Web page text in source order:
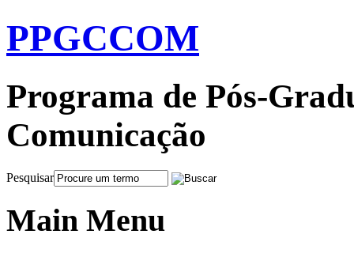
PPGCCOM
Programa de Pós-
Comunicação
Pesquisar
Main Menu